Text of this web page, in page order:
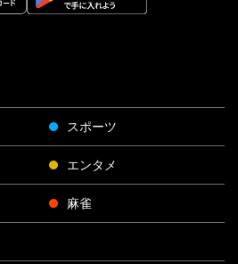
スポーツ
エンタメ
麻雀